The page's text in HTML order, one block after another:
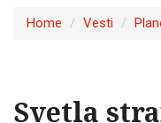
Home Vesti
Svetla